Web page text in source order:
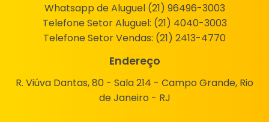
Whatsapp de Aluguel (21) 96496-3003
Telefone Setor Aluguel: (21) 4040-3003
Telefone Setor Vendas: (21) 2413-4770
Endereço
R. Viúva Dantas, 80 - Sala 214 - Campo Grande, Rio
de Janeiro - RJ